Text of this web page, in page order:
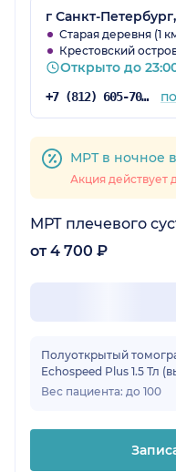
прошло спокойно
г Санкт-
Старая деревня (1
Крестовский
Открыто до
+7 (812) 605-70-67
МРТ в ночное
Акция действует
МРТ плечевого
от 4 700 ₽
Полуоткрытый
Echospeed Plus 1.5 Тл
Вес пациента: до 100